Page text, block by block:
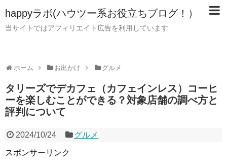
happyラボ(ハウツー系お役立ちブログ！）
当サイトではアフィリエイト広告を利用しています
ホーム お出かけ グルメ
タリーズでデカフェ（カフェインレス）コーヒ
ーを楽しむことができる？対象店舗の調べ方と
評判について
2024/10/24 グルメ
スポンサーリンク